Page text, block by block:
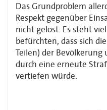
Das Grundproblem
Respekt gegenüber
nicht gelöst. Es steht
befürchten, dass sich
Teilen) der
durch eine erneute
vertiefen würde.